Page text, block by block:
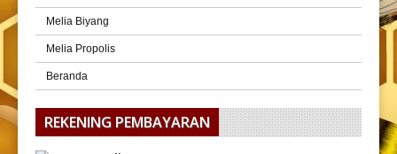
Melia Biyang
Melia Propolis
Beranda
REKENING PEMBAYARAN